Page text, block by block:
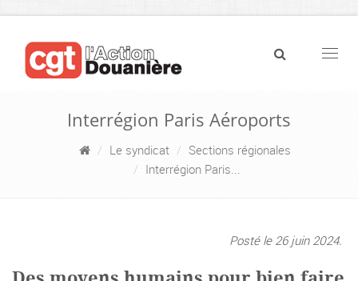
Interrégion Paris Aéroports
Le syndicat
Sections régionales
Interrégion Paris...
Posté le 26 juin 2024.